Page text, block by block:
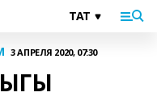
3 АПРЕЛЯ 2020, 07:30